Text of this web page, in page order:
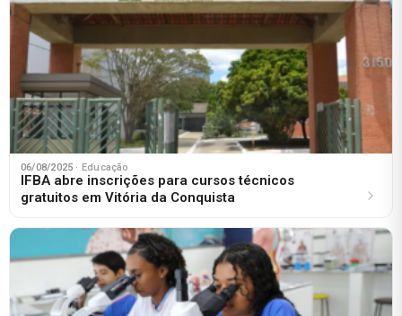
06/08/2025 · Educação
IFBA abre inscrições para cursos técnicos
gratuitos em Vitória da Conquista